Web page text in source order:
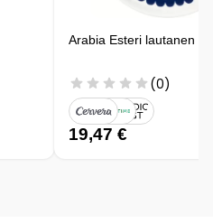
Arabia Esteri lautanen
(0)
19,47 €